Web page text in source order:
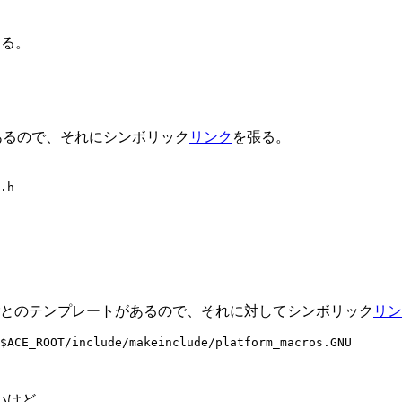
。
ので、それにシンボリック リンク を張る。
のテンプレートがあるので、それに対してシンボリック リ